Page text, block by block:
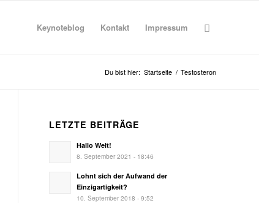
Keynoteblog Kontakt Impressum
Du bist hier: Startseite / Testosteron
LETZTE BEITRÄGE
Hallo Welt!
8. September 2021 - 18:46
Lohnt sich der Aufwand der
Einzigartigkeit?
10. September 2018 - 9:52